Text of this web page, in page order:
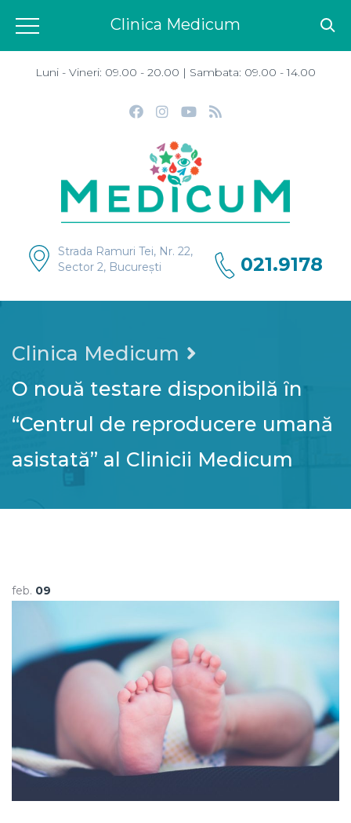
Luni - Vineri: 09.00 - 20.00 | Sambata: 09.00 - 14.00
Strada Ramuri Tei, Nr. 22,
Sector 2, București
021.9178
Clinica Medicum
O nouă testare disponibilă ȋn
“Centrul de reproducere umană
asistată” al Clinicii Medicum
feb. 09
Clinica Medicum